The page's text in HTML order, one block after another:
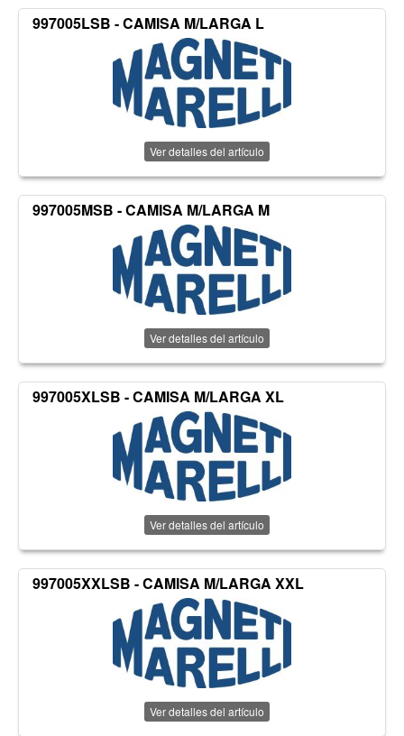
997005LSB - CAMISA M/LARGA L
Ver detalles del artículo
997005MSB - CAMISA M/LARGA M
Ver detalles del artículo
997005XLSB - CAMISA M/LARGA XL
Ver detalles del artículo
997005XXLSB - CAMISA M/LARGA XXL
Ver detalles del artículo